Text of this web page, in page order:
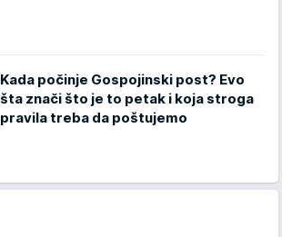
Kada počinje Gospojinski post? Evo
šta znači što je to petak i koja stroga
pravila treba da poštujemo